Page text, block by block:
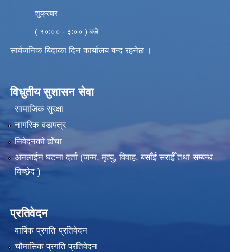
शुक्रबार
( १०:०० - ३:०० ) बजे
सार्वजनिक बिदाका दिन कार्यालय बन्द रहनेछ ।
विधुतीय सुशासन सेवा
सामाजिक सुरक्षा
नागरिक वडापत्र
निवेदनको ढाँचा
अनलाईन घटना दर्ता (जन्म, मृत्यु, विवाह, बसाँई सराईँ तथा सम्बन्ध
विच्छेद )
प्रतिवेदन
वार्षिक प्रगति प्रतिवेदन
चौमासिक प्रगति प्रतिवेदन